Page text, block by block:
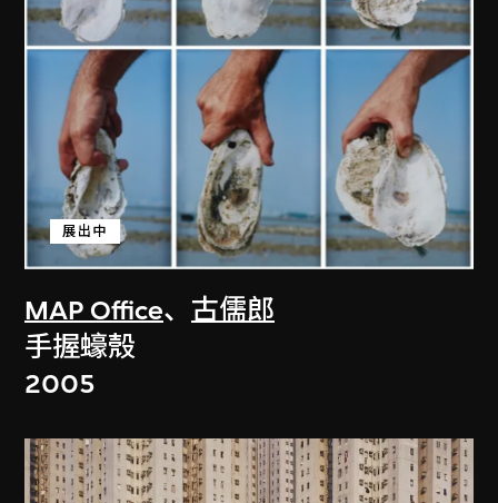
MAP Office、 古儒郎
展出中
手握蠔殼
2005